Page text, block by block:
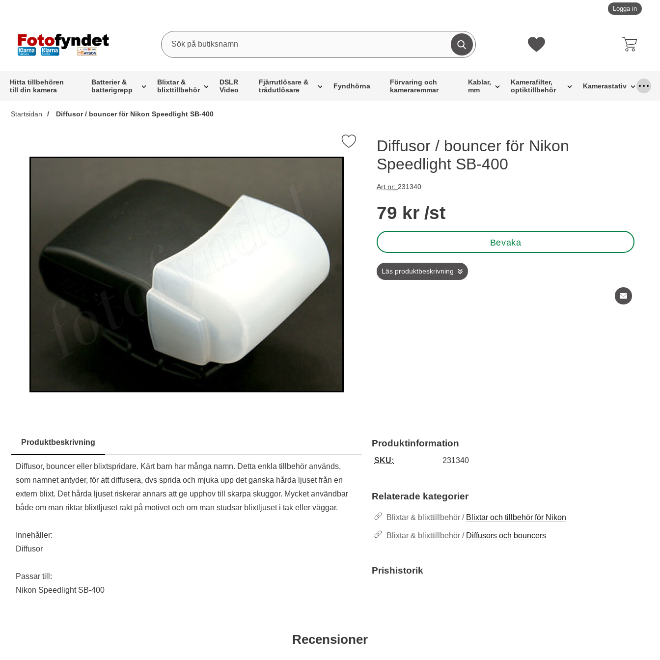
Logga in
Startsidan för butiksnamn
Sök
Sök på butiksnamn
Genomför sökning Mina favoriter
Hitta tillbehören
till din kamera
Batterier &
batterigrepp
Blixtar &
blixttillbehör
DSLR
Video
Fjärrutlösare &
trådutlösare
Fyndhörna
Förvaring och
kameraremmar
Kablar,
mm
Kamerafilter,
optiktillbehör
Kamerastativ
Startsidan Diffusor / bouncer för Nikon Speedlight SB-400
Markera diffusor / bouncer för Nikon Speedlight SB-400 som favoritDiffusor / bouncer för Nikon
Speedlight SB-400
Art nr: 231340
pris
79 kr /st
Bevaka
Läs produktbeskrivning
Produktbeskrivning
Produktbeskrivning
Diffusor, bouncer eller blixtspridare. Kärt barn har många namn. Detta enkla tillbehör används,
som namnet antyder, för att diffusera, dvs sprida och mjuka upp det ganska hårda ljuset från en
extern blixt. Det hårda ljuset riskerar annars att ge upphov till skarpa skuggor. Mycket användbar
både om man riktar blixtljuset rakt på motivet och om man studsar blixtljuset i tak eller väggar.
Innehåller:
Diffusor
Passar till:
Nikon Speedlight SB-400
Produktinformation
SKU: 231340
Relaterade kategorier
Blixtar & blixttillbehör / Blixtar och tillbehör för Nikon
Blixtar & blixttillbehör / Diffusors och bouncers
Prishistorik
Recensioner